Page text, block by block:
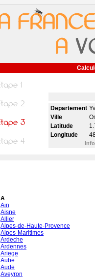
Departement
Ville
Latitude
Longitude
A
Ain
Aisne
Allier
Alpes-de-Haute-Provence
Alpes-Maritimes
Ardeche
Ardennes
Ariege
Aube
Aude
Aveyron